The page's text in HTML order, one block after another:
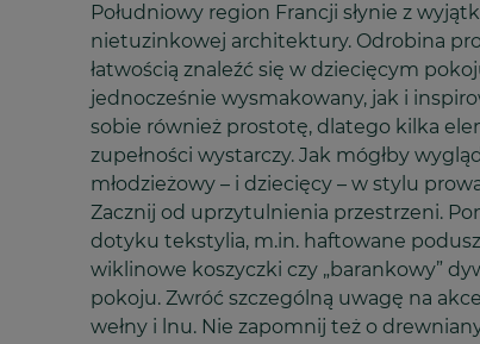
Południowy region Francji słynie z
nietuzinkowej architektury. Odrobina
łatwością znaleźć się w dziecięcym
jednocześnie wysmakowany, jak i
sobie również prostotę, dlatego kilka
zupełności wystarczy. Jak mógłby
młodzieżowy – i dziecięcy – w stylu
Zacznij od uprzytulnienia przestrzeni.
dotyku tekstylia, m.in. haftowane
wiklinowe koszyczki czy „barankowy”
pokoju. Zwróć szczególną uwagę na
wełny i lnu. Nie zapomnij też o